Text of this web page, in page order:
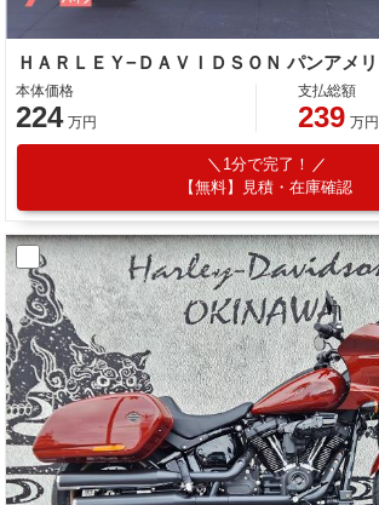
本体価格
224 万円
支払総額
239 万円
1分で完了！
【無料】見積・在庫確認